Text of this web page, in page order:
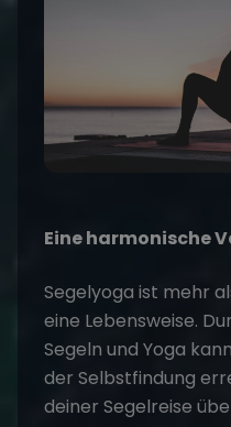
Eine harmonische
Segelyoga ist mehr
eine Lebensweise.
Segeln und Yoga
der Selbstfindung
deiner Segelreise